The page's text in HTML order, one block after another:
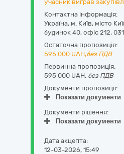
учасник виграв
Контактна інформація:
Україна, м. Київ, місто
будинок 40, офіс 212,
Остаточна пропозиція:
595 000 UAH,без ПДВ
Первинна пропозиція:
595 000 UAH, без ПДВ
Документи пропозиції:
Показати документи
Документи рішення:
Показати документи
Дата акцепта:
12-03-2026, 15:49